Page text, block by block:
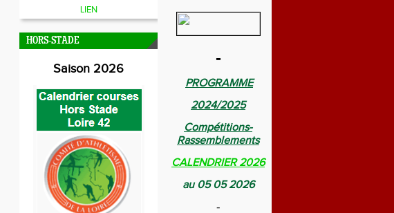
LIEN
HORS-STADE
Saison 2026
-
PROGRAMME
2024/2025
Compétitions-
Rassemblements
CALENDRIER 2026
au 05 05 2026
-